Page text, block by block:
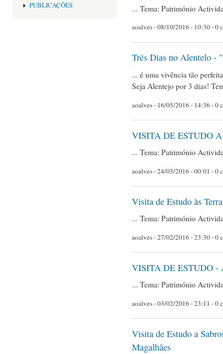
PUBLICAÇÕES
... Tema: Património
aoalves- 08/10/2016 - 10:30 - 0
Três Dias no Alentelo -
... é uma vivência tão
Seja Alentejo por 3 dias!
aoalves- 16/05/2016 - 14:36 - 0
VISITA DE ESTUDO
... Tema: Património
aoalves- 24/03/2016 - 00:01 - 0
Visita de Estudo às
... Tema: Património
aoalves- 27/02/2016 - 23:30 - 0
VISITA DE ESTUDO -
... Tema: Património
aoalves- 03/02/2016 - 23:11 - 0
Visita de Estudo a
Magalhães